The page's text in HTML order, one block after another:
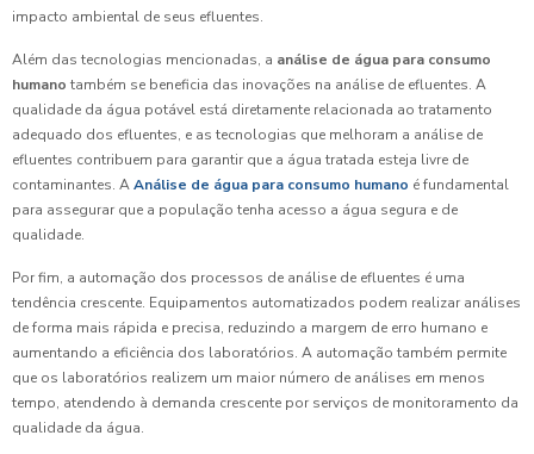
impacto ambiental de seus efluentes.
Além das tecnologias mencionadas, a análise de água para consumo
humano também se beneficia das inovações na análise de efluentes. A
qualidade da água potável está diretamente relacionada ao tratamento
adequado dos efluentes, e as tecnologias que melhoram a análise de
efluentes contribuem para garantir que a água tratada esteja livre de
contaminantes. AAnálise de água para consumo humano é fundamental
para assegurar que a população tenha acesso a água segura e de
qualidade.
Por fim, a automação dos processos de análise de efluentes é uma
tendência crescente. Equipamentos automatizados podem realizar análises
de forma mais rápida e precisa, reduzindo a margem de erro humano e
aumentando a eficiência dos laboratórios. A automação também permite
que os laboratórios realizem um maior número de análises em menos
tempo, atendendo à demanda crescente por serviços de monitoramento da
qualidade da água.